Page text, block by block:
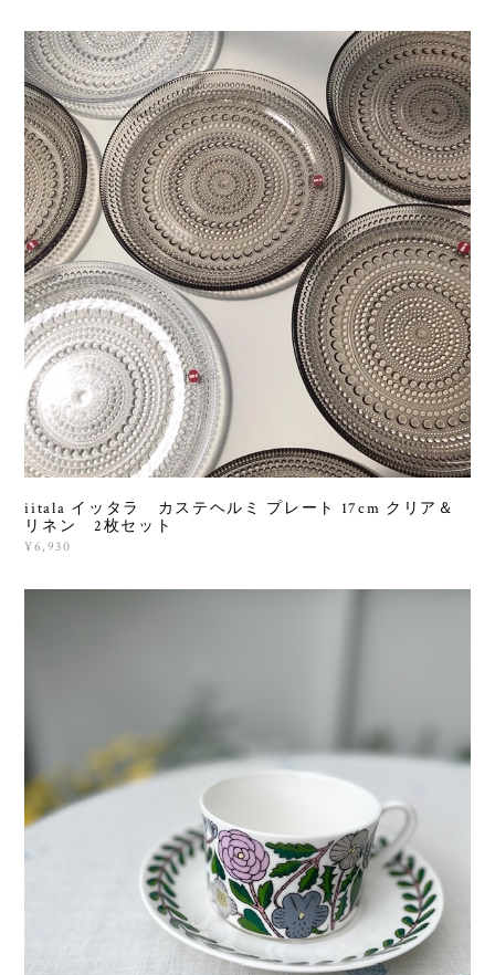
iitala イッタラ カステヘルミ プレート 17cm クリア＆
リネン 2枚セット
¥6,930